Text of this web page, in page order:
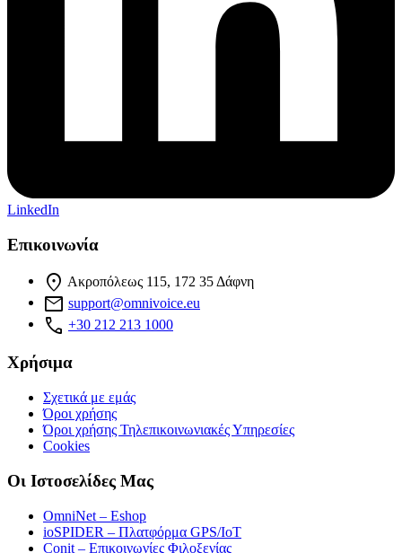
LinkedIn
Επικοινωνία
location_on Ακροπόλεως 115, 172 35 Δάφνη
mail support@omnivoice.eu
phone +30 212 213 1000
Χρήσιμα
Σχετικά με εμάς
Όροι χρήσης
Όροι χρήσης Τηλεπικοινωνιακές Υπηρεσίες
Cookies
Οι Ιστοσελίδες Μας
OmniNet – Eshop
ioSPIDER – Πλατφόρμα GPS/IoT
Conit – Επικοινωνίες Φιλοξενίας